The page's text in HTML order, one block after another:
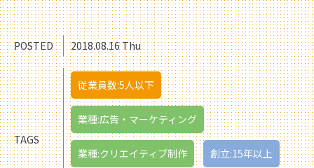
POSTED 2018.08.16 Thu
TAGS
従業員数:5人以下
業種:広告・マーケティング
業種:クリエイティブ制作 創立:15年以上